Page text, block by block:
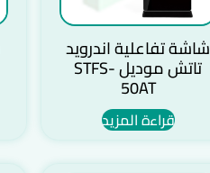
شاشة تفاعلية اندرويد
تاتش موديل STFS-
50AT
قراءة المزيد